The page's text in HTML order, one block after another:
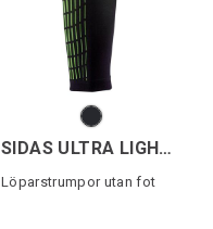
SIDAS ULTRA LIGHT RUN CALF
Löparstrumpor utan fot